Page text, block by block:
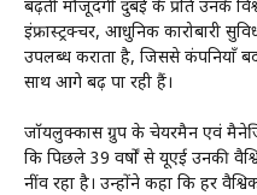
बढ़ती मौजूदगी दुबई के प्रति उनके
इंफ्रास्ट्रक्चर, आधुनिक कारोबारी
उपलब्ध कराता है, जिससे कंपनियाँ
साथ आगे बढ़ पा रही हैं।
जॉयलुक्कास ग्रुप के चेयरमैन एवं
कि पिछले 39 वर्षों से यूएई उनकी
नींव रहा है। उन्होंने कहा कि हर